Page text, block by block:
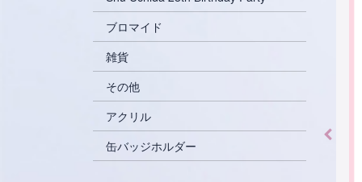
ブロマイド
雑貨
その他
アクリル
缶バッジホルダー